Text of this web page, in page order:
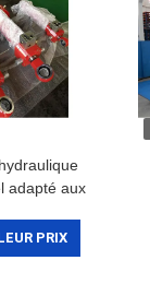
adapté aux
à benne
de cylindres
PRIX